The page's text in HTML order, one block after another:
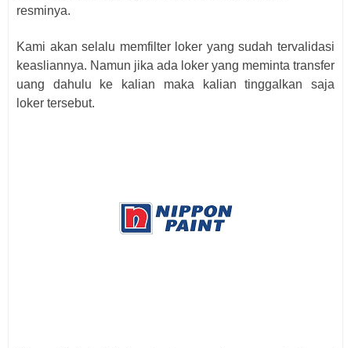
resminya.
Kami akan selalu memfilter loker yang sudah tervalidasi
keasliannya. Namun jika ada loker yang meminta transfer
uang dahulu ke kalian maka kalian tinggalkan saja
loker tersebut.